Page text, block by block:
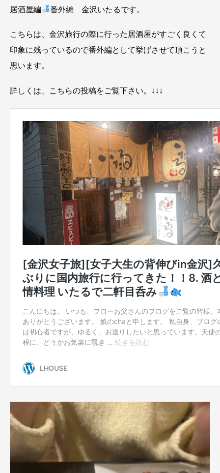
居酒屋編
番外編 金沢いたるです。
こちらは、金沢旅行の際に行った居酒屋がすごく良くて
印象に残っているので番外編として挙げさせて頂こうと
思います。
詳しくは、こちらの投稿をご覧下さい。↓↓↓